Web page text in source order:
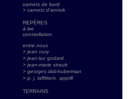
carnets de bord
> carnets d'annick
REPÈRES
à lire
constellation
entre nous
> jean oury
> jean-luc godard
> jean-marie straub
> georges didi-huberman
> p. j. laffitte/o. apprill
TERRAINS